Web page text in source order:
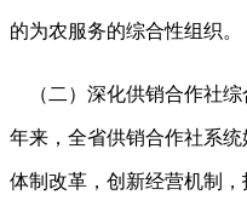
的为农服务的综合性组织。
（二）深化供销合作社
年来，全省供销合作社系
体制改革，创新经营机制